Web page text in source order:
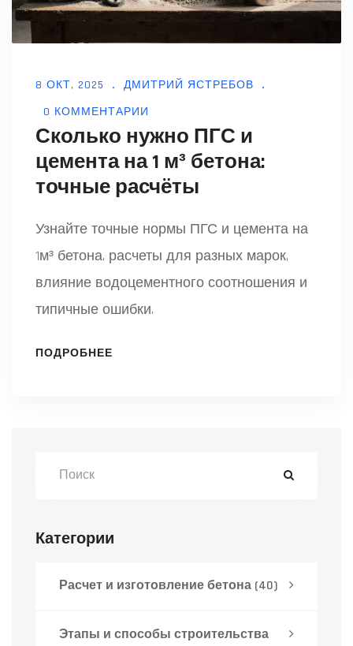
8 ОКТ, 2025
ДМИТРИЙ ЯСТРЕБОВ
0 КОММЕНТАРИИ
Сколько нужно ПГС и
цемента на 1 м³ бетона:
точные расчёты
Узнайте точные нормы ПГС и цемента на
1м³ бетона, расчеты для разных марок,
влияние водоцементного соотношения и
типичные ошибки.
ПОДРОБНЕЕ
Категории
Расчет и изготовление бетона (40)
Этапы и способы строительства